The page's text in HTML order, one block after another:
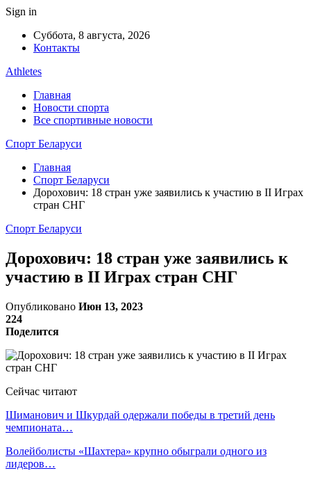
Sign in
Суббота, 8 августа, 2026
Контакты
Athletes
Главная
Новости спорта
Все спортивные новости
Спорт Беларуси
Главная
Спорт Беларуси
Дорохович: 18 стран уже заявились к участию в II Играх
стран СНГ
Спорт Беларуси
Дорохович: 18 стран уже заявились к
участию в II Играх стран СНГ
Опубликовано Июн 13, 2023
224
Поделится
Сейчас читают
Шиманович и Шкурдай одержали победы в третий день
чемпионата…
Волейболисты «Шахтера» крупно обыграли одного из
лидеров…